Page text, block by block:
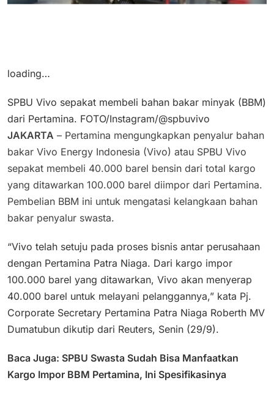
loading…
SPBU Vivo sepakat membeli bahan bakar minyak (BBM)
dari Pertamina. FOTO/Instagram/@spbuvivo
JAKARTA – Pertamina mengungkapkan penyalur bahan
bakar Vivo Energy Indonesia (Vivo) atau SPBU Vivo
sepakat membeli 40.000 barel bensin dari total kargo
yang ditawarkan 100.000 barel diimpor dari Pertamina.
Pembelian BBM ini untuk mengatasi kelangkaan bahan
bakar penyalur swasta.
“Vivo telah setuju pada proses bisnis antar perusahaan
dengan Pertamina Patra Niaga. Dari kargo impor
100.000 barel yang ditawarkan, Vivo akan menyerap
40.000 barel untuk melayani pelanggannya,” kata Pj.
Corporate Secretary Pertamina Patra Niaga Roberth MV
Dumatubun dikutip dari Reuters, Senin (29/9).
Baca Juga: SPBU Swasta Sudah Bisa Manfaatkan
Kargo Impor BBM Pertamina, Ini Spesifikasinya